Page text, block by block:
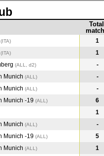
Total
(ITA)
1
(ITA)
1
(ALL, d2)
-
Munich (ALL )
-
Munich (ALL )
-
Munich -19 (ALL )
6
1
Munich (ALL )
-
Munich -19 (ALL )
5
Munich (ALL )
1